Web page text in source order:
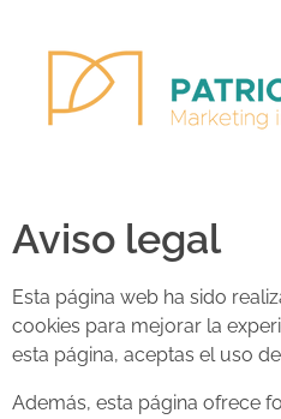
Aviso legal
Esta página web ha sido
cookies para mejorar la
esta página, aceptas el uso
Además, esta página ofrece